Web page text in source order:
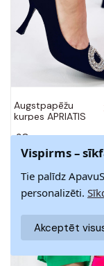
Augstpapēžu
kurpes APRIATIS
38
Vispirms –
Tie palīdz
personalizēti.
Akceptēt